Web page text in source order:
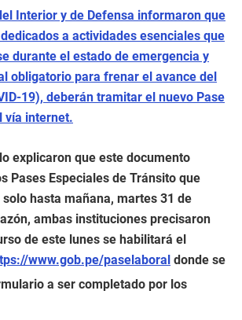
Interior y de Defensa informaron que
a actividades esenciales que
durante el estado de emergencia y
obligatorio para frenar el avance del
19), deberán tramitar el nuevo Pase
vía internet.
explicaron que este documento
Pases Especiales de Tránsito que
hasta mañana, martes 31 de
ambas instituciones precisaron
de este lunes se habilitará el
www.gob.pe/paselaboral donde se
a ser completado por los